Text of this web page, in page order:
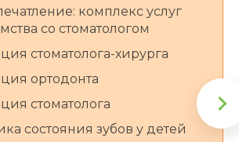
комплекс услуг
со стоматологом
стоматолога-хирурга
ортодонта
стоматолога
состояния зубов у детей